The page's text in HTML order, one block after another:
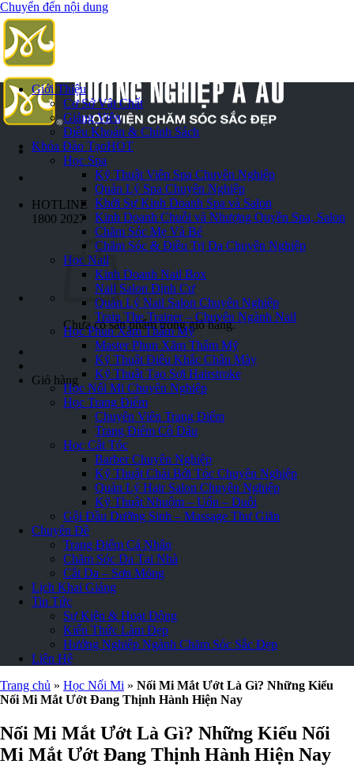
Chuyển đến nội dung
HOTLINE
1800 2027
Chưa có sản phẩm trong giỏ hàng.
Giỏ hàng
Giới Thiệu
Cơ Sở Vật Chất
Giảng Viên
Điều Khoản & Chính Sách
Khóa Đào TạoHOT
Học Spa
Kỹ Thuật Viên Spa Chuyên Nghiệp
Quản Lý Spa Chuyên Nghiệp
Khởi Sự Kinh Doanh Spa và Salon
Kinh Doanh Chuỗi và Nhượng Quyền Spa, Salon
Chăm Sóc Mẹ Và Bé
Chăm Sóc & Điều Trị Da Chuyên Nghiệp
Học Nail
Kinh Doanh Nail Box
Nail Salon Định Cư
Quản Lý Nail Salon Chuyên Nghiệp
Train The Trainer – Chuyên Ngành Nail
Học Phun Xăm Thẩm Mỹ
Master Phun Xăm Thẩm Mỹ
Kỹ Thuật Điêu Khắc Chân Mày
Kỹ Thuật Tạo Sợi Hairstroke
Học Nối Mi Chuyên Nghiệp
Học Trang Điểm
Chuyên Viên Trang Điểm
Trang Điểm Cô Dâu
Học Cắt Tóc
Barber Chuyên Nghiệp
Kỹ Thuật Chải Bới Tóc Chuyên Nghiệp
Quản Lý Hair Salon Chuyên Nghiệp
Kỹ Thuật Nhuộm – Uốn – Duỗi
Gội Đầu Dưỡng Sinh – Massage Thư Giãn
Chuyên Đề
Trang Điểm Cá Nhân
Chăm Sóc Da Tại Nhà
Cắt Da – Sơn Móng
Lịch Khai Giảng
Tin Tức
Sự Kiện & Hoạt Động
Kiến Thức Làm Đẹp
Hướng Nghiệp Ngành Chăm Sóc Sắc Đẹp
Liên Hệ
Trang chủ » Học Nối Mi » Nối Mi Mắt Ướt Là Gì? Những Kiểu
Nối Mi Mắt Ướt Đang Thịnh Hành Hiện Nay
Nối Mi Mắt Ướt Là Gì? Những Kiểu Nối
Mi Mắt Ướt Đang Thịnh Hành Hiện Nay